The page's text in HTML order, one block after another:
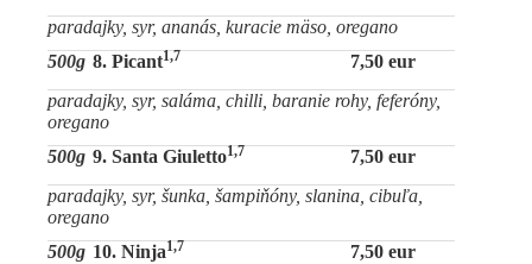
paradajky, syr, ananás, kuracie mäso, oregano
500g 8. Picant1,7
7,50 eur
paradajky, syr, saláma, chilli, baranie rohy, feferóny,
oregano
500g 9. Santa Giuletto1,7
7,50 eur
paradajky, syr, šunka, šampiňóny, slanina, cibuľa,
oregano
500g 10. Ninja1,7
7,50 eur